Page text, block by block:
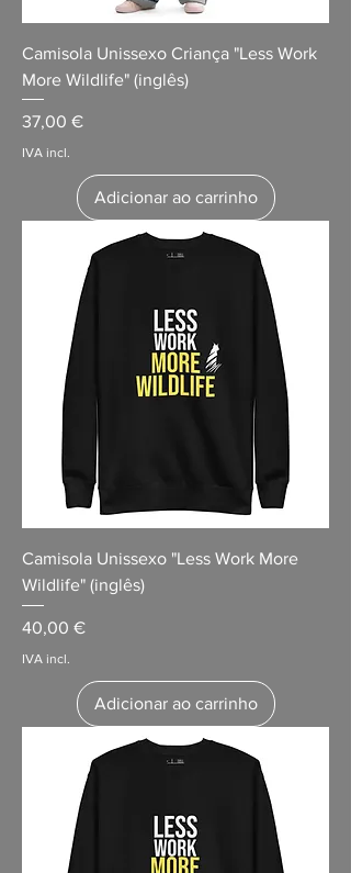
Camisola Unissexo Criança "Less Work
More Wildlife" (inglês)
Preço
37,00 €
IVA incl.
Adicionar ao carrinho
Camisola Unissexo "Less Work More
Wildlife" (inglês)
Preço
40,00 €
IVA incl.
Adicionar ao carrinho